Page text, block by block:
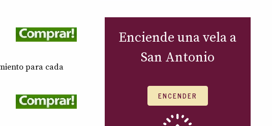
para cada
Enciende una vela a
San Antonio
ENCENDER